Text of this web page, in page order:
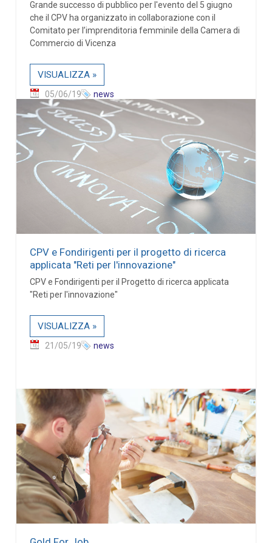
Grande successo di pubblico per l'evento del 5 giugno
che il CPV ha organizzato in collaborazione con il
Comitato per l’imprenditoria femminile della Camera di
Commercio di Vicenza
VISUALIZZA »
05/06/19 news
CPV e Fondirigenti per il progetto di ricerca
applicata "Reti per l'innovazione"
CPV e Fondirigenti per il Progetto di ricerca applicata
"Reti per l'innovazione"
VISUALIZZA »
21/05/19 news